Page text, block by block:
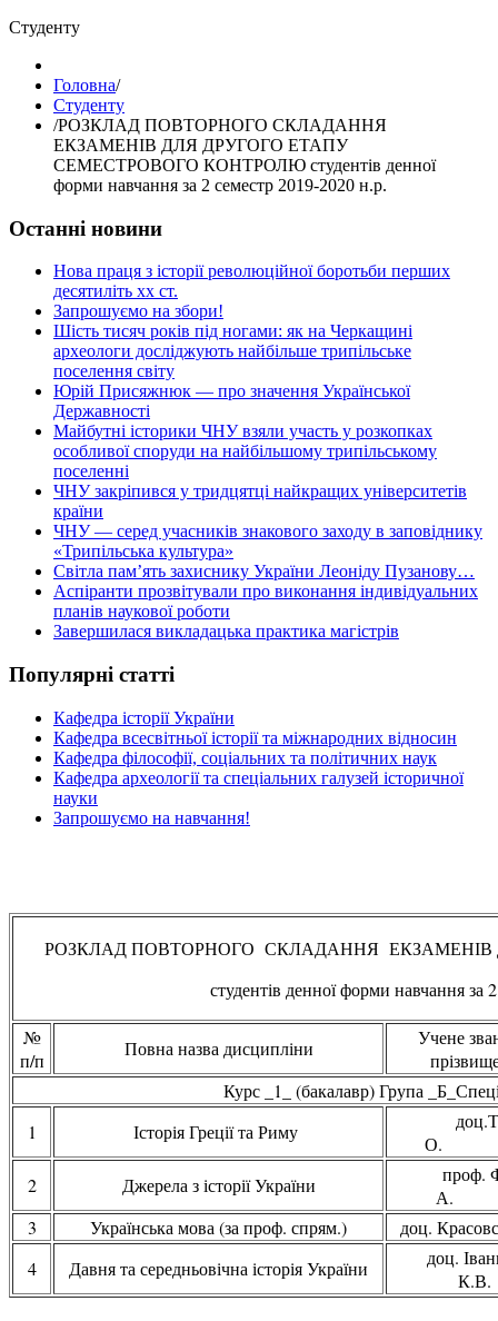
Студенту
Головна/
Студенту
/РОЗКЛАД ПОВТОРНОГО СКЛАДАННЯ
ЕКЗАМЕНІВ ДЛЯ ДРУГОГО ЕТАПУ
СЕМЕСТРОВОГО КОНТРОЛЮ студентів денної
форми навчання за 2 семестр 2019-2020 н.р.
Останні новини
Нова праця з історії революційної боротьби перших
десятиліть хх ст.
Запрошуємо на збори!
Шість тисяч років під ногами: як на Черкащині
археологи досліджують найбільше трипільське
поселення світу
Юрій Присяжнюк — про значення Української
Державності
Майбутні історики ЧНУ взяли участь у розкопках
особливої споруди на найбільшому трипільському
поселенні
ЧНУ закріпився у тридцятці найкращих університетів
країни
ЧНУ — серед учасників знакового заходу в заповіднику
«Трипільська культура»
Світла пам’ять захиснику України Леоніду Пузанову…
Аспіранти прозвітували про виконання індивідуальних
планів наукової роботи
Завершилася викладацька практика магістрів
Популярні статті
Кафедра історії України
Кафедра всесвітньої історії та міжнародних відносин
Кафедра філософії, соціальних та політичних наук
Кафедра археології та спеціальних галузей історичної
науки
Запрошуємо на навчання!
РОЗКЛАД ПОВТОРНОГО СКЛАДАННЯ
студентів денної форми навчання за
№
п/п
Повна назва дисципліни
Учене
Курс _1_ (бакалавр) Група
1
Історія Греції та Риму
2
Джерела з історії України
проф.
3
Українська мова (за проф. спрям.)
доц.
4
Давня та середньовічна історія України
доц.